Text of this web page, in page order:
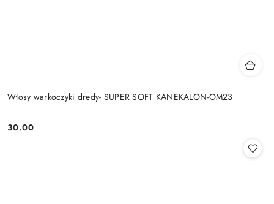
Włosy warkoczyki dredy- SUPER SOFT KANEKALON-OM23
Cena:
30.00